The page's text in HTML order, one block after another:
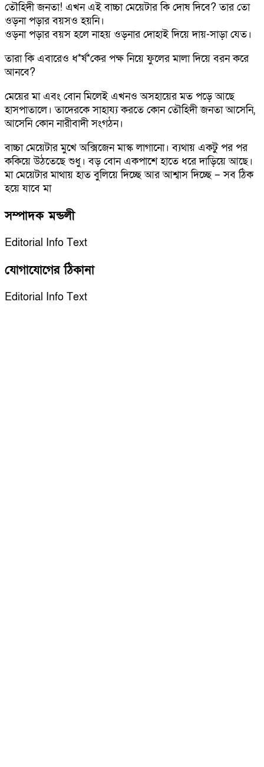
তৌহিদী জনতা! এখন এই বাচ্চা মেয়েটার কি দোষ দিবে? তার তো
ওড়না পড়ার বয়সও হয়নি।
ওড়না পড়ার বয়স হলে নাহয় ওড়নার দোহাই দিয়ে দায়-সাড়া যেত।
তারা কি এবারেও ধ*র্ষ*কের পক্ষ নিয়ে ফুলের মালা দিয়ে বরন করে
আনবে?
মেয়ের মা এবং বোন মিলেই এখনও অসহায়ের মত পড়ে আছে
হাসপাতালে। তাদেরকে সাহায্য করতে কোন তৌহিদী জনতা আসেনি,
আসেনি কোন নারীবাদী সংগঠন।
বাচ্চা মেয়েটার মুখে অক্সিজেন মাস্ক লাগানো। ব্যথায় একটু পর পর
ককিয়ে উঠতেছে শুধু। বড় বোন একপাশে হাতে ধরে দাড়িয়ে আছে।
মা মেয়েটার মাথায় হাত বুলিয়ে দিচ্ছে আর আশ্বাস দিচ্ছে – সব ঠিক
হয়ে যাবে মা
সম্পাদক মন্ডলী
Editorial Info Text
যোগাযোগের ঠিকানা
Editorial Info Text